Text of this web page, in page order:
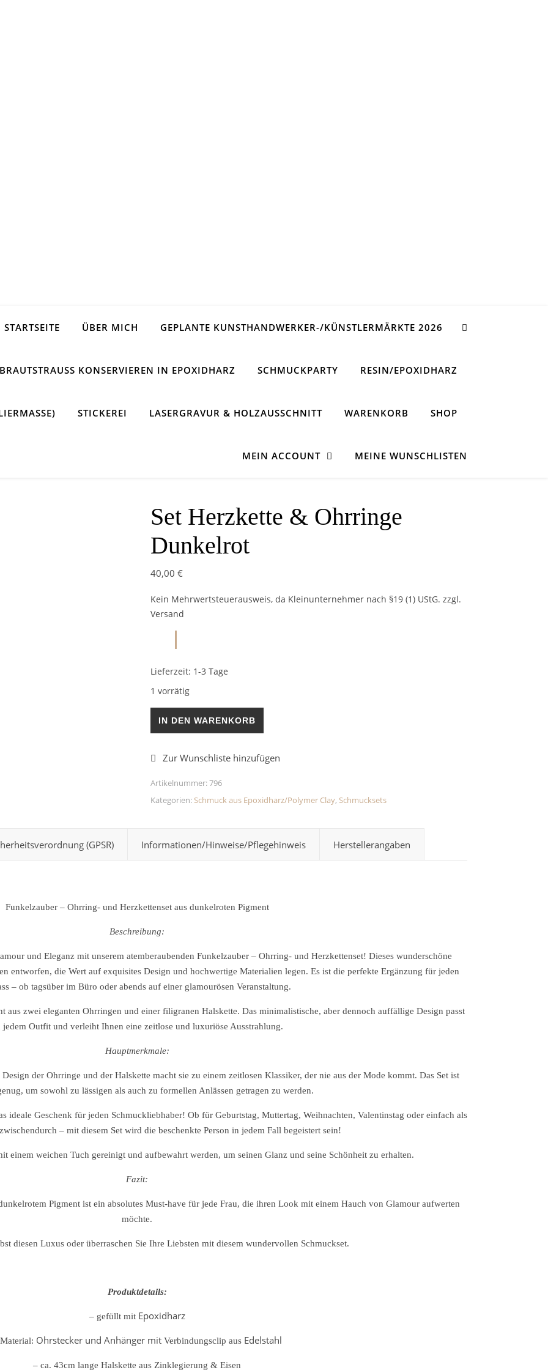
STARTSEITE ÜBER MICH GEPLANTE KUNSTHANDWERKER-/KÜNSTLERMÄRKTE 2026
BRAUTSTRAUSS KONSERVIEREN IN EPOXIDHARZ SCHMUCKPARTY RESIN/EPOXIDHARZ
STICKEREI LASERGRAVUR & HOLZAUSSCHNITT WARENKORB SHOP
MEIN ACCOUNT MEINE WUNSCHLISTEN
Set Herzkette & Ohrringe
Dunkelrot
40,00 €
Kein Mehrwertsteuerausweis, da Kleinunternehmer nach §19 (1) UStG. zzgl.
Versand
Lieferzeit: 1-3 Tage
1 vorrätig
Set Herzkette & Ohrringe Dunkelrot Menge
IN DEN WARENKORB
Artikelnummer:796
Kategorien: Schmuck aus Epoxidharz/Polymer Clay, Schmucksets
(GPSR) Informationen/Hinweise/Pflegehinweis Herstellerangaben
Funkelzauber – Ohrring- und Herzkettenset aus dunkelroten Pigment
Beschreibung:
und Eleganz mit unserem atemberaubenden Funkelzauber – Ohrring- und Herzkettenset! Dieses wunderschöne
entworfen, die Wert auf exquisites Design und hochwertige Materialien legen. Es ist die perfekte Ergänzung für jeden
– ob tagsüber im Büro oder abends auf einer glamourösen Veranstaltung.
aus zwei eleganten Ohrringen und einer filigranen Halskette. Das minimalistische, aber dennoch auffällige Design passt
jedem Outfit und verleiht Ihnen eine zeitlose und luxuriöse Ausstrahlung.
Hauptmerkmale:
der Ohrringe und der Halskette macht sie zu einem zeitlosen Klassiker, der nie aus der Mode kommt. Das Set ist
um sowohl zu lässigen als auch zu formellen Anlässen getragen zu werden.
ideale Geschenk für jeden Schmuckliebhaber! Ob für Geburtstag, Muttertag, Weihnachten, Valentinstag oder einfach als
– mit diesem Set wird die beschenkte Person in jedem Fall begeistert sein!
einem weichen Tuch gereinigt und aufbewahrt werden, um seinen Glanz und seine Schönheit zu erhalten.
Fazit:
Pigment ist ein absolutes Must-have für jede Frau, die ihren Look mit einem Hauch von Glamour aufwerten
möchte.
diesen Luxus oder überraschen Sie Ihre Liebsten mit diesem wundervollen Schmuckset.
Produktdetails:
– gefüllt mit Epoxidharz
Ohrstecker und Anhänger mit Verbindungsclip ausEdelstahl
– ca. 43cm lange Halskette aus Zinklegierung & Eisen